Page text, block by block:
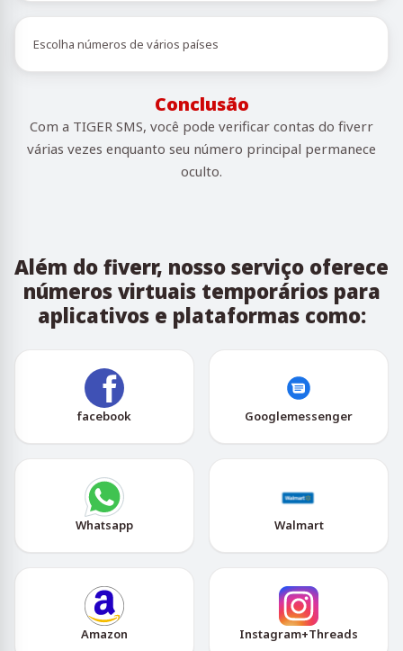
Escolha números de vários países
Conclusão
Com a TIGER SMS, você pode verificar contas do fiverr
várias vezes enquanto seu número principal permanece
oculto.
Além do fiverr, nosso serviço oferece
números virtuais temporários para
aplicativos e plataformas como:
facebook Googlemessenger
Whatsapp Walmart
Amazon Instagram+Threads